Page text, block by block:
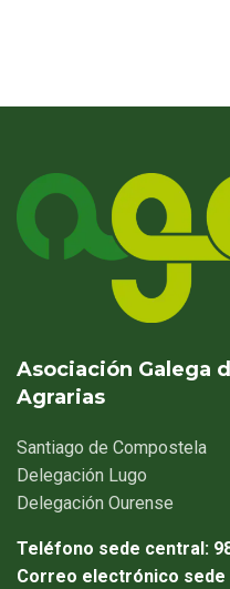
Asociación Galega
Agrarias
Santiago de Compostela
Delegación Lugo
Delegación Ourense
Teléfono sede central:
Correo electrónico sede